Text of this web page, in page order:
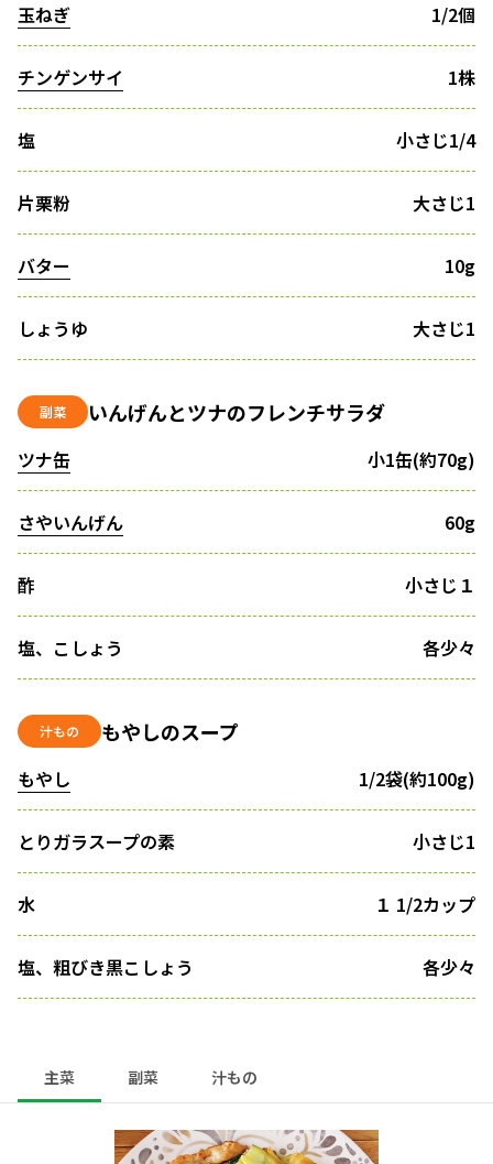
玉ねぎ 1/2個
チンゲンサイ 1株
塩 小さじ1/4
片栗粉 大さじ1
バター 10g
しょうゆ 大さじ1
副菜 いんげんとツナのフレンチサラダ
ツナ缶 小1缶(約70g)
さやいんげん 60g
酢 小さじ１
塩、こしょう 各少々
汁もの もやしのスープ
もやし 1/2袋(約100g)
とりガラスープの素 小さじ1
水 １ 1/2カップ
塩、粗びき黒こしょう 各少々
主菜 副菜 汁もの